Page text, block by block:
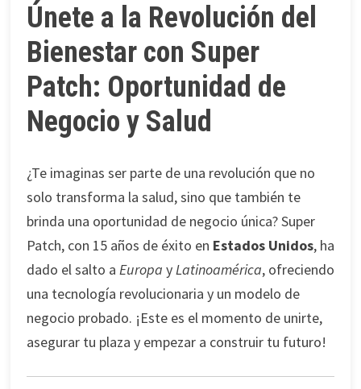
Únete a la Revolución del
Bienestar con Super
Patch: Oportunidad de
Negocio y Salud
¿Te imaginas ser parte de una revolución que no
solo transforma la salud, sino que también te
brinda una oportunidad de negocio única?Super
Patch, con 15 años de éxito en Estados Unidos, ha
dado el salto a Europa yLatinoamérica, ofreciendo
una tecnología revolucionaria y un modelo de
negocio probado. ¡Este es el momento de unirte,
asegurar tu plaza y empezar a construir tu futuro!